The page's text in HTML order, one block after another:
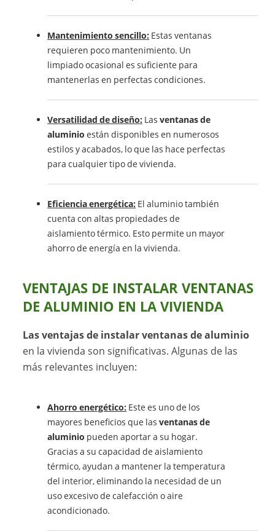
Mantenimiento sencillo: Estas ventanas
requieren poco mantenimiento. Un
limpiado ocasional es suficiente para
mantenerlas en perfectas condiciones.
Versatilidad de diseño: Lasventanas de
aluminio están disponibles en numerosos
estilos y acabados, lo que las hace perfectas
para cualquier tipo de vivienda.
Eficiencia energética: El aluminio también
cuenta con altas propiedades de
aislamiento térmico. Esto permite un mayor
ahorro de energía en la vivienda.
VENTAJAS DE INSTALAR VENTANAS
DE ALUMINIO EN LA VIVIENDA
Las ventajas de instalar ventanas de aluminio
en la vivienda son significativas. Algunas de las
más relevantes incluyen:
Ahorro energético: Este es uno de los
mayores beneficios que lasventanas de
aluminio pueden aportar a su hogar.
Gracias a su capacidad de aislamiento
térmico, ayudan a mantener la temperatura
del interior, eliminando la necesidad de un
uso excesivo de calefacción o aire
acondicionado.